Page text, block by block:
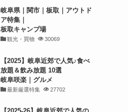
岐阜県｜関市｜板取｜アウトド
ア特集｜
板取キャンプ場
観光・買物 30069
【2025】岐阜近郊で人気♪食べ
放題＆飲み放題 10選
岐阜咲楽｜グルメ
最新厳選特集 27702